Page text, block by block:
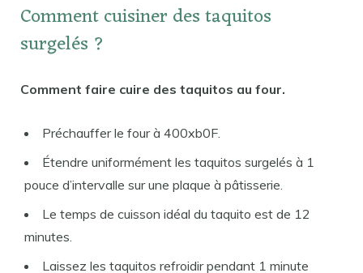
Comment cuisiner des taquitos
surgelés ?
Comment faire cuire des taquitos au four.
Préchauffer le four à 400xb0F.
Étendre uniformément les taquitos surgelés à 1
pouce d’intervalle sur une plaque à pâtisserie.
Le temps de cuisson idéal du taquito est de 12
minutes.
Laissez les taquitos refroidir pendant 1 minute